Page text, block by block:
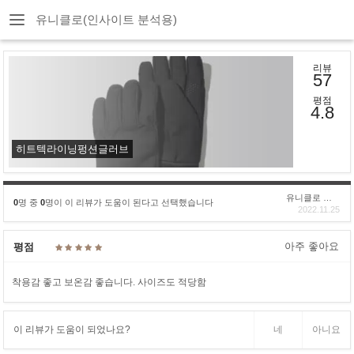
유니클로(인사이트 분석용)
히트텍라이닝펑션글러브
리뷰
57
평점
4.8
0명 중 0명이 이 리뷰가 도움이 된다고 선택했습니다
2022.11.25
평점 아주 좋아요
착용감 좋고 보온감 좋습니다. 사이즈도 적당함
이 리뷰가 도움이 되었나요? 네 아니요